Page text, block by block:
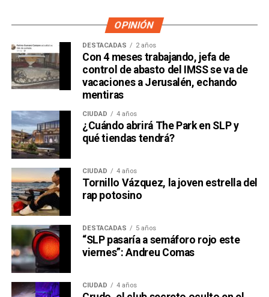
David Martínez es apodado coloquialmente como “ El
Fantasma de Wall Street
inmenso en Latinoamérica, especialmente en Argentina,
donde ha servido como negociador para la deuda nacional
y en 2017, fue considerado por Forbes como el hombre
más rico de dicho país. El regiomontano tiene un historial
documentado de tomar control de empresas en
dificultades financieras a partir de deuda: lo hizo con la
OPINIÓN
DESTACADAS 2 años
Con 4 meses trabajando, jefa de
control de abasto del IMSS se va de
vacaciones a Jerusalén, echando
mentiras
CIUDAD 4 años
¿Cuándo abrirá The Park en SLP y
qué tiendas tendrá?
CIUDAD 4 años
Tornillo Vázquez, la joven estrella del
rap potosino
DESTACADAS 5 años
“SLP pasaría a semáforo rojo este
viernes”: Andreu Comas
CIUDAD 4 años